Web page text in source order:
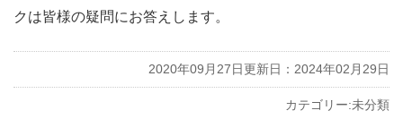
クは皆様の疑問にお答えします。
2020年09月27日更新日：2024年02月29日
カテゴリー:未分類